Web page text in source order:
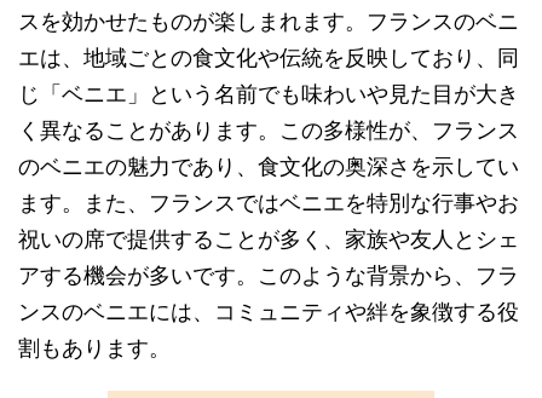
スを効かせたものが楽しまれます。フランスのベニ
エは、地域ごとの食文化や伝統を反映しており、同
じ「ベニエ」という名前でも味わいや見た目が大き
く異なることがあります。この多様性が、フランス
のベニエの魅力であり、食文化の奥深さを示してい
ます。また、フランスではベニエを特別な行事やお
祝いの席で提供することが多く、家族や友人とシェ
アする機会が多いです。このような背景から、フラ
ンスのベニエには、コミュニティや絆を象徴する役
割もあります。